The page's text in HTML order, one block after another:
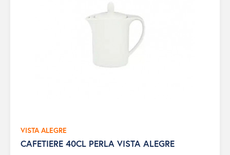
VISTA ALEGRE
CAFETIERE 40CL PERLA VISTA ALEGRE